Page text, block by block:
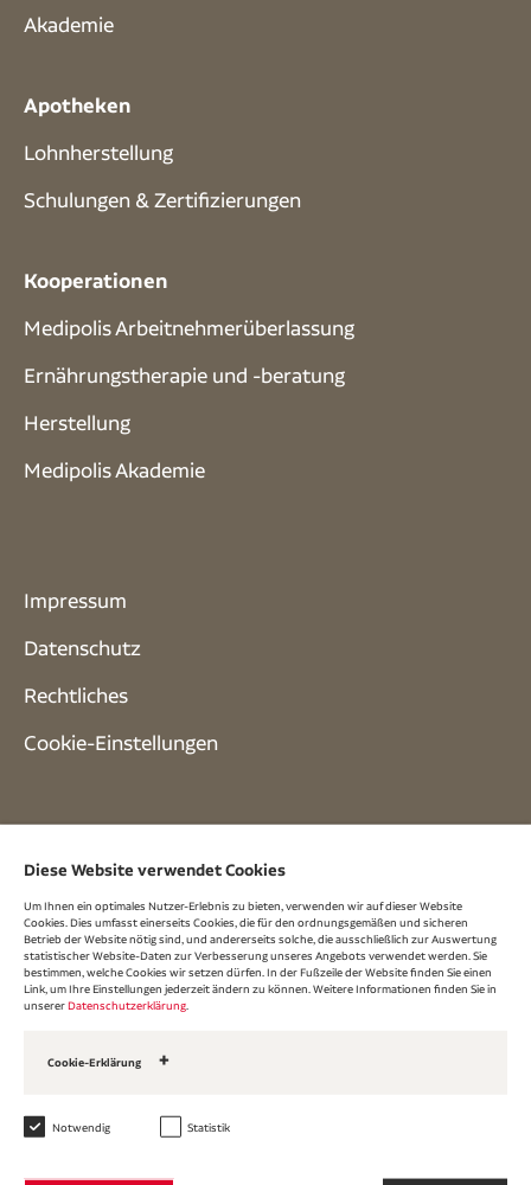
Akademie
Apotheken
Lohnherstellung
Schulungen & Zertifizierungen
Kooperationen
Medipolis Arbeitnehmerüberlassung
Ernährungstherapie und -beratung
Herstellung
Medipolis Akademie
Impressum
Datenschutz
Rechtliches
Cookie-Einstellungen
Diese Website verwendet Cookies
Um Ihnen ein optimales Nutzer-Erlebnis zu bieten, verwenden wir auf dieser Website
Cookies. Dies umfasst einerseits Cookies, die für den ordnungsgemäßen und sicheren
Betrieb der Website nötig sind, und andererseits solche, die ausschließlich zur Auswertung
statistischer Website-Daten zur Verbesserung unseres Angebots verwendet werden. Sie
bestimmen, welche Cookies wir setzen dürfen. In der Fußzeile der Website finden Sie einen
Link, um Ihre Einstellungen jederzeit ändern zu können. Weitere Informationen finden Sie in
unsererDatenschutzerklärung
Cookie-Erklärung
1. Notwendige Cookies
Notwendig Statistik